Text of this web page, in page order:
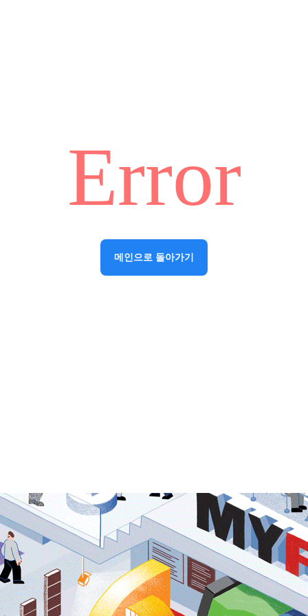
Error
메인으로 돌아가기